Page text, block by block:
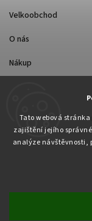
Tato webová
zajištění jejího
analýze návštěvnosti,
Velkoobchod
O nás
Nákup
Copyright